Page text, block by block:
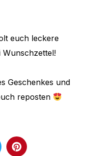
euch leckere
Geschenkes und
reposten